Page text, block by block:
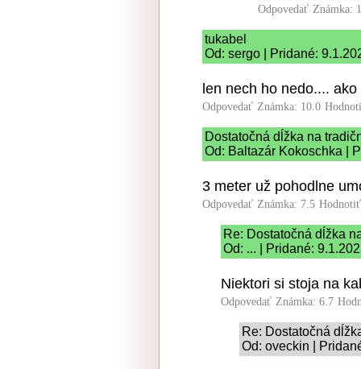
Odpovedať Známka:
tukabel
Od: sergo | Pridané:
len nech ho nedo....
Odpovedať Známka: 10.0
Dostatočná dĺžka na
Od: Baltazár Kokoschka |
3 meter už pohodlne
Odpovedať Známka: 7.5
Re: Dostatočná dĺžka
Od: ... | Pridané:
Niektori si stoja na
Odpovedať Známka: 6.7
Re: Dostatočná
Od: oveckin |